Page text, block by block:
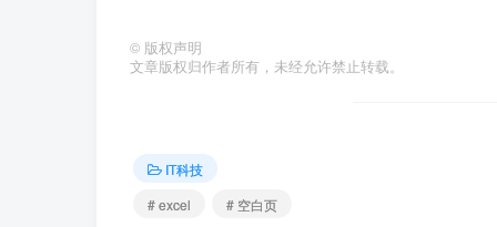
© 版权声明
文章版权归作者所有，未经允许禁止转载。
IT科技
# excel
# 空白页